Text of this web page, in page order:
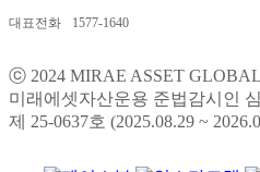
대표전화 1577-1640
ⓒ 2024 MIRAE ASSET
미래에셋자산운용 준법감시인
제 25-0637호 (2025.08.29 ~